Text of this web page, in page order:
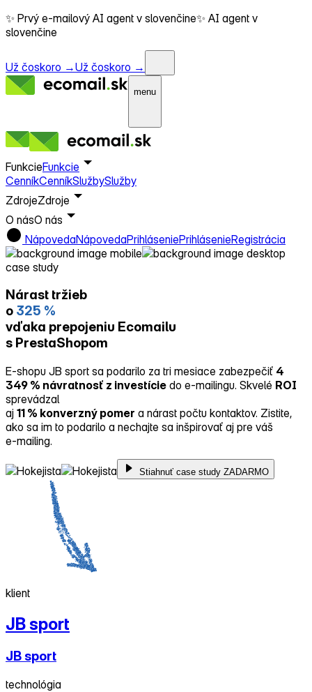
✨ Prvý e-mailový AI agent v slovenčine✨ AI agent v
slovenčine
Už čoskoro →Už čoskoro →
menu
FunkcieFunkcie
CenníkCenníkSlužbySlužby
ZdrojeZdroje
O násO nás
NápovedaNápovedaPrihláseniePrihlásenieRegistrácia
case study
Nárast tržieb
o 325 %
vďaka prepojeniu Ecomailu
s PrestaShopom
E‑shopu JB sport sa podarilo za tri mesiace zabezpečiť 4
349 % návratnosť z investície do e‑mailingu. Skvelé ROI
sprevádzal
aj 11 % konverzný pomer a nárast počtu kontaktov. Zistite,
ako sa im to podarilo a nechajte sa inšpirovať aj pre váš
e‑mailing.
Stiahnuť case study ZADARMO
klient
JB sport
JB sport
technológia